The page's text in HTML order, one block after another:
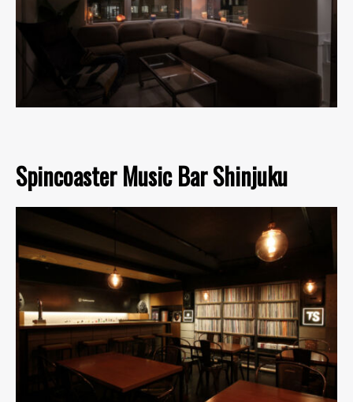
Spincoaster Music Bar Shinjuku